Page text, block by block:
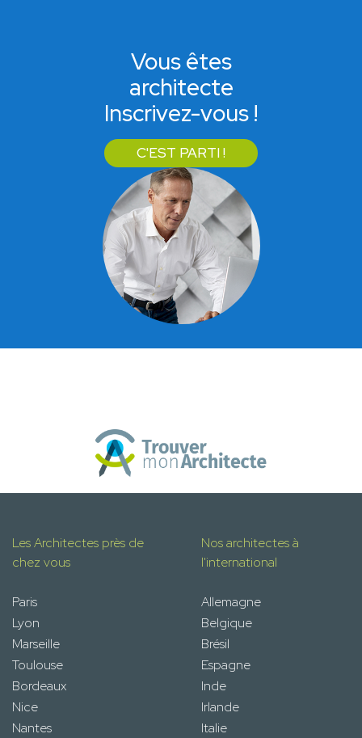
Vous êtes
architecte
Inscrivez-vous !
C'EST PARTI !
Les Architectes près de
chez vous
Paris
Lyon
Marseille
Toulouse
Bordeaux
Nice
Nantes
Nos architectes à
l'international
Allemagne
Belgique
Brésil
Espagne
Inde
Irlande
Italie